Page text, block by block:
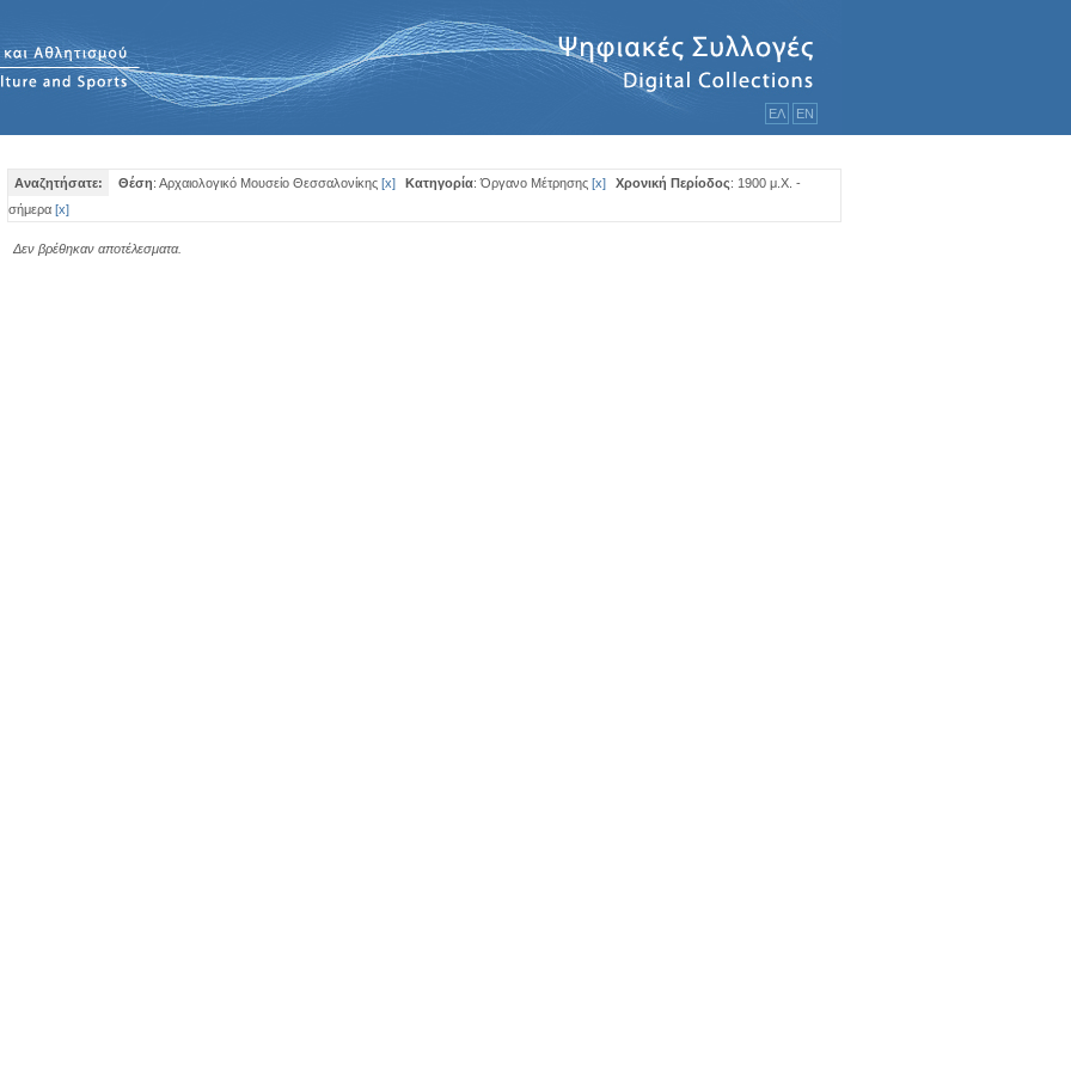
ΕΛ ΕΝ
Αναζητήσατε: Θέση: Αρχαιολογικό Μουσείο Θεσσαλονίκης [x] Κατηγορία: Όργανο Μέτρησης [x] Χρονική Περίοδος: 1900 μ.Χ. -
σήμερα [x]
Δεν βρέθηκαν αποτέλεσματα.